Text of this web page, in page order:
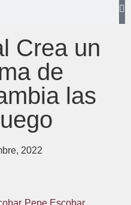
Crea un
de
las
2022
Pepe Escobar